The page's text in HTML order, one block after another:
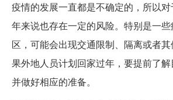
疫情的发展一直都是不确定的，所以
年来说也存在一定的风险。特别是一
区，可能会出现交通限制、隔离或者
果外地人员计划回家过年，要提前了
并做好相应的准备。